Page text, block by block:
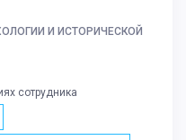
И ИСТОРИЧЕСКОЙ
сотрудника